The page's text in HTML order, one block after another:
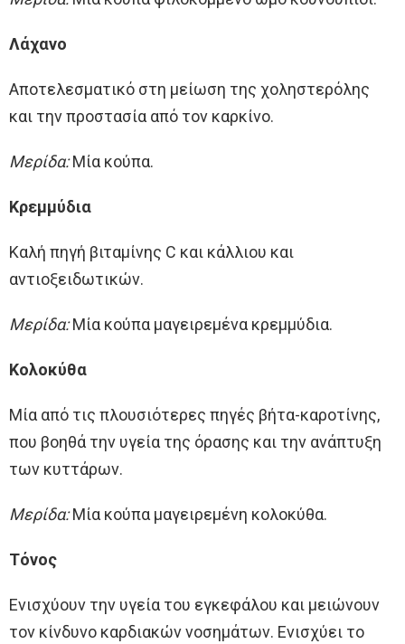
Λάχανο
Αποτελεσματικό στη μείωση της χοληστερόλης
και την προστασία από τον καρκίνο.
Μερίδα:Μία κούπα.
Κρεμμύδια
Καλή πηγή βιταμίνης C και κάλλιου και
αντιοξειδωτικών.
Μερίδα:Μία κούπα μαγειρεμένα κρεμμύδια.
Κολοκύθα
Μία από τις πλουσιότερες πηγές βήτα-καροτίνης,
που βοηθά την υγεία της όρασης και την ανάπτυξη
των κυττάρων.
Μερίδα:Μία κούπα μαγειρεμένη κολοκύθα.
Τόνος
Ενισχύουν την υγεία του εγκεφάλου και μειώνουν
τον κίνδυνο καρδιακών νοσημάτων. Ενισχύει το